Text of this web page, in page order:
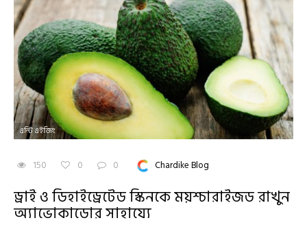
এন্টি এইজিং
150 0 0 Chardike Blog
ড্রাই ও ডিহাইড্রেটেড স্কিনকে ময়শ্চারাইজড রাখুন
অ্যাভোকাডোর সাহায্যে